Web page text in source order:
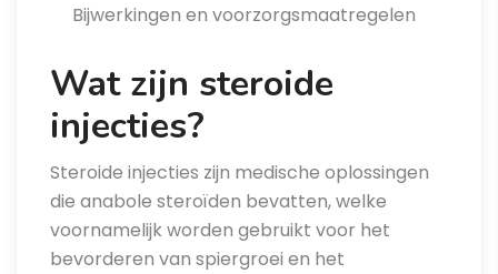
Bijwerkingen en voorzorgsmaatregelen
Wat zijn steroide
injecties?
Steroide injecties zijn medische oplossingen
die anabole steroïden bevatten, welke
voornamelijk worden gebruikt voor het
bevorderen van spiergroei en het